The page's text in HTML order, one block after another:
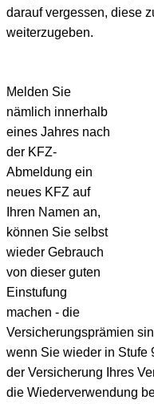
Wertpapiere
darauf vergessen, diese
weiterzugeben.
Melden Sie
nämlich innerhalb
eines Jahres nach
der KFZ-
Abmeldung ein
neues KFZ auf
Ihren Namen an,
können Sie selbst
wieder Gebrauch
von dieser guten
Einstufung
machen - die
Versicherungsprämien
wenn Sie wieder in Stufe
der Versicherung Ihres
die Wiederverwendung